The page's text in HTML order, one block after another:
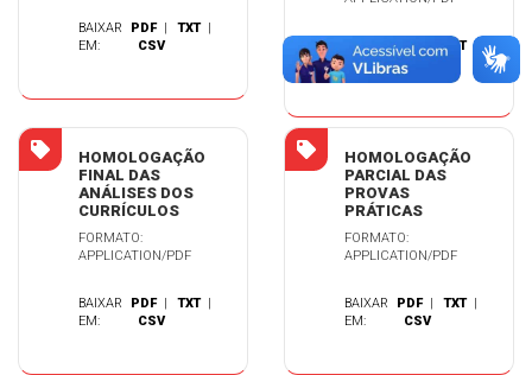
BAIXAR
EM:
PDF |TXT |
CSV
BAIXAR
EM:
PDF |TXT |
CSV
HOMOLOGAÇÃO
FINAL DAS
ANÁLISES DOS
CURRÍCULOS
FORMATO:
APPLICATION/PDF
BAIXAR
EM:
PDF |TXT |
CSV
HOMOLOGAÇÃO
PARCIAL DAS
PROVAS
PRÁTICAS
FORMATO:
APPLICATION/PDF
BAIXAR
EM:
PDF |TXT |
CSV